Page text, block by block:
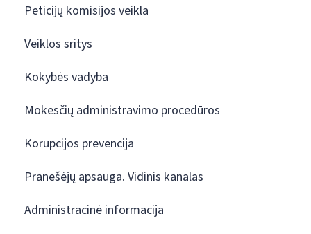
Peticijų komisijos veikla
Veiklos sritys
Kokybės vadyba
Mokesčių administravimo procedūros
Korupcijos prevencija
Pranešėjų apsauga. Vidinis kanalas
Administracinė informacija